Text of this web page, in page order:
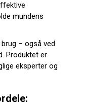
mundens
– også ved
Produktet er
eksperter og